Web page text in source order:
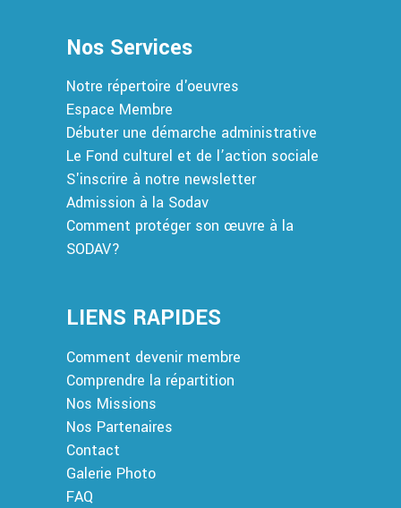
Nos Services
Notre répertoire d'oeuvres
Espace Membre
Débuter une démarche administrative
Le Fond culturel et de l’action sociale
S'inscrire à notre newsletter
Admission à la Sodav
Comment protéger son œuvre à la
SODAV?
LIENS RAPIDES
Comment devenir membre
Comprendre la répartition
Nos Missions
Nos Partenaires
Contact
Galerie Photo
FAQ